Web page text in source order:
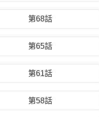
第68話
第65話
第61話
第58話